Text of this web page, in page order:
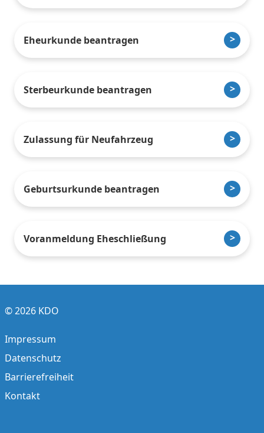
Eheurkunde beantragen
Sterbeurkunde beantragen
Zulassung für Neufahrzeug
Geburtsurkunde beantragen
Voranmeldung Eheschließung
© 2026 KDO
Impressum
Datenschutz
Barrierefreiheit
Kontakt